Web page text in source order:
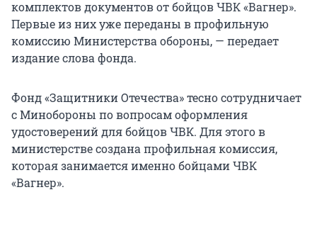
комплектов документов от бойцов ЧВК «Вагнер».
Первые из них уже переданы в профильную
комиссию Министерства обороны, — передает
издание слова фонда.
Фонд «Защитники Отечества» тесно сотрудничает
с Минобороны по вопросам оформления
удостоверений для бойцов ЧВК. Для этого в
министерстве создана профильная комиссия,
которая занимается именно бойцами ЧВК
«Вагнер».